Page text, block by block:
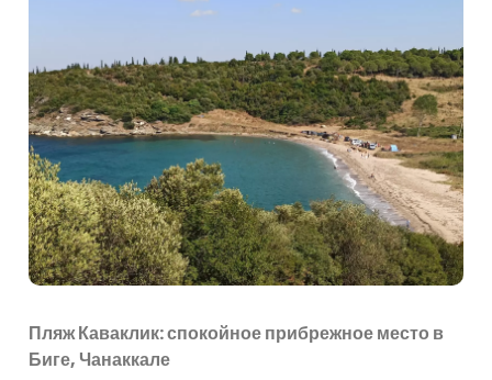
Пляж Каваклик: спокойное прибрежное место в
Биге, Чанаккале